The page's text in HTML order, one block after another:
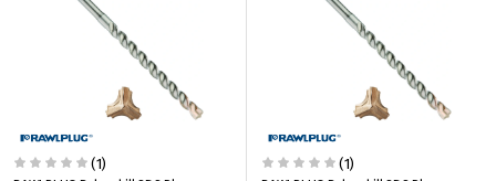
(1) (1)